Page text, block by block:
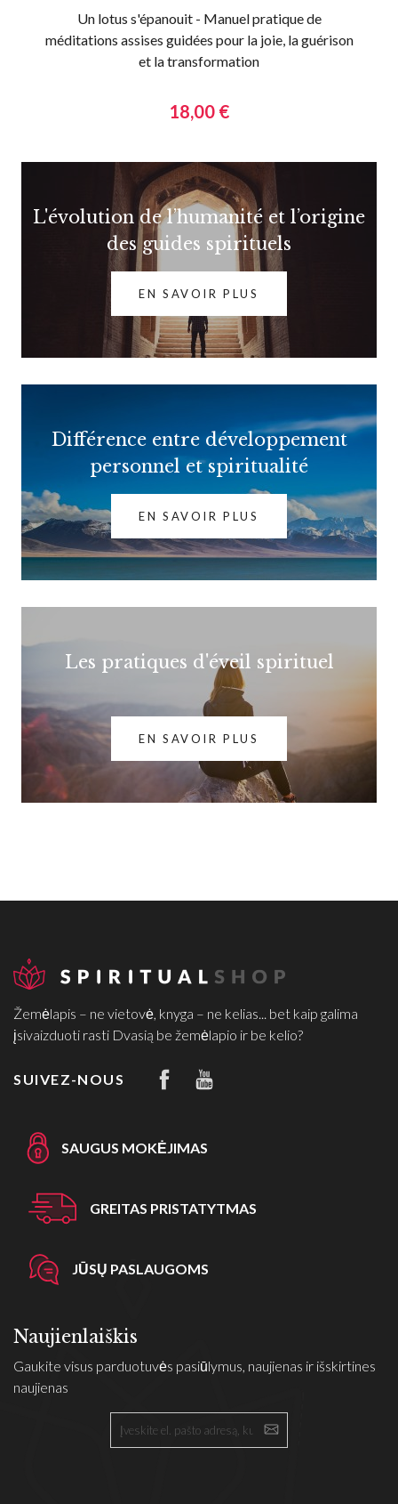
Un lotus s'épanouit - Manuel pratique de
méditations assises guidées pour la joie, la guérison
et la transformation
18,00 €
L'évolution de l’humanité et l’origine
des guides spirituels
EN SAVOIR PLUS
Différence entre développement
personnel et spiritualité
EN SAVOIR PLUS
Les pratiques d'éveil spirituel
EN SAVOIR PLUS
Žemėlapis – ne vietovė, knyga – ne kelias... bet kaip galima
įsivaizduoti rasti Dvasią be žemėlapio ir be kelio?
SUIVEZ-NOUS
SAUGUS MOKĖJIMAS
GREITAS PRISTATYTMAS
JŪSŲ PASLAUGOMS
Naujienlaiškis
Gaukite visus parduotuvės pasiūlymus, naujienas ir išskirtines
naujienas